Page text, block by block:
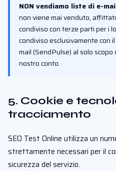
NON vendiamo liste di e-
non viene mai venduto,
condiviso con terze parti per i
condiviso esclusivamente con
mail (SendPulse) al solo
nostro conto.
5. Cookie e
tracciamento
SEO Test Online utilizza un
strettamente necessari per il
sicurezza del servizio.